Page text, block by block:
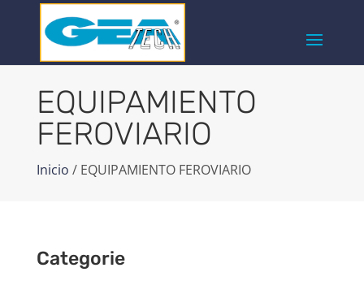
EQUIPAMIENTO
FEROVIARIO
Inicio / EQUIPAMIENTO FEROVIARIO
Categorie